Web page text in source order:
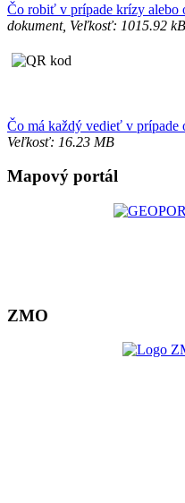
Čo robiť v prípade krízy alebo
dokument, Veľkosť: 1015.92 kB
Čo má každý vedieť v prípade
Veľkosť: 16.23 MB
Mapový portál
ZMO